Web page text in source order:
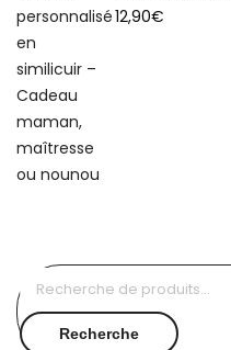
12,90€
Recherche